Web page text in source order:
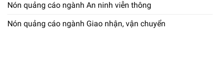
Nón quảng cáo ngành An ninh viễn thông
Nón quảng cáo ngành Giao nhận, vận chuyển